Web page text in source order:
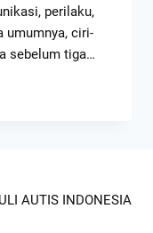
perilaku,
umumnya, ciri-
sebelum tiga…
AUTIS INDONESIA